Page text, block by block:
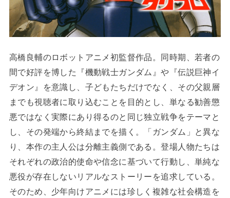
高橋良輔のロボットアニメ初監督作品。同時期、若者の
間で好評を博した『機動戦士ガンダム』や『伝説巨神イ
デオン』を意識し、子どもたちだけでなく、その父親層
までも視聴者に取り込むことを目的とし、単なる勧善懲
悪ではなく実際にあり得るのと同じ独立戦争をテーマと
し、その発端から終結までを描く。「ガンダム」と異な
り、本作の主人公は分離主義側である。登場人物たちは
それぞれの政治的使命や信念に基づいて行動し、単純な
悪役が存在しないリアルなストーリーを追求している。
そのため、少年向けアニメには珍しく複雑な社会構造を